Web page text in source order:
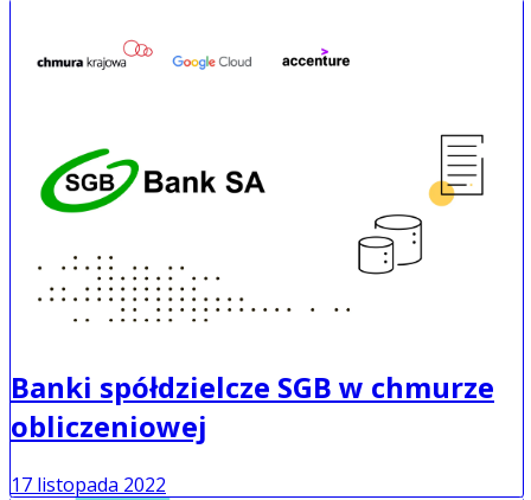
Banki spółdzielcze SGB w chmurze
obliczeniowej
17 listopada 2022